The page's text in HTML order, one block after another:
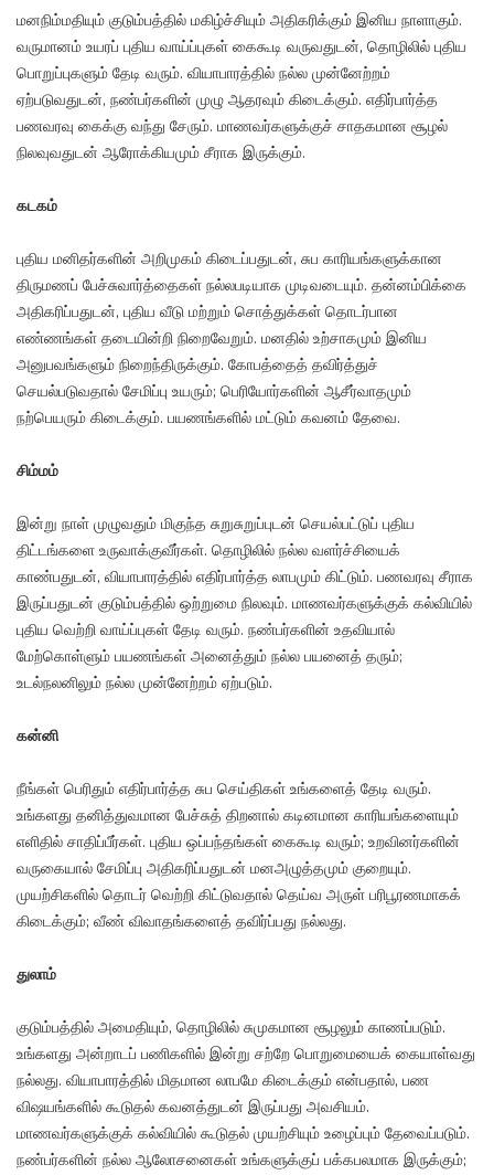
மனநிம்மதியும் குடும்பத்தில் மகிழ்ச்சியும் அதிகரிக்கும் இனிய நாளாகும்.
வருமானம் உயரப் புதிய வாய்ப்புகள் கைகூடி வருவதுடன், தொழிலில் புதிய
பொறுப்புகளும் தேடி வரும். வியாபாரத்தில் நல்ல முன்னேற்றம்
ஏற்படுவதுடன், நண்பர்களின் முழு ஆதரவும் கிடைக்கும். எதிர்பார்த்த
பணவரவு கைக்கு வந்து சேரும். மாணவர்களுக்குச் சாதகமான சூழல்
நிலவுவதுடன் ஆரோக்கியமும் சீராக இருக்கும்.
கடகம்
புதிய மனிதர்களின் அறிமுகம் கிடைப்பதுடன், சுப காரியங்களுக்கான
திருமணப் பேச்சுவார்த்தைகள் நல்லபடியாக முடிவடையும். தன்னம்பிக்கை
அதிகரிப்பதுடன், புதிய வீடு மற்றும் சொத்துக்கள் தொடர்பான
எண்ணங்கள் தடையின்றி நிறைவேறும். மனதில் உற்சாகமும் இனிய
அனுபவங்களும் நிறைந்திருக்கும். கோபத்தைத் தவிர்த்துச்
செயல்படுவதால் சேமிப்பு உயரும்; பெரியோர்களின் ஆசீர்வாதமும்
நற்பெயரும் கிடைக்கும். பயணங்களில் மட்டும் கவனம் தேவை.
சிம்மம்
இன்று நாள் முழுவதும் மிகுந்த சுறுசுறுப்புடன் செயல்பட்டுப் புதிய
திட்டங்களை உருவாக்குவீர்கள். தொழிலில் நல்ல வளர்ச்சியைக்
காண்பதுடன், வியாபாரத்தில் எதிர்பார்த்த லாபமும் கிட்டும். பணவரவு சீராக
இருப்பதுடன் குடும்பத்தில் ஒற்றுமை நிலவும். மாணவர்களுக்குக் கல்வியில்
புதிய வெற்றி வாய்ப்புகள் தேடி வரும். நண்பர்களின் உதவியால்
மேற்கொள்ளும் பயணங்கள் அனைத்தும் நல்ல பயனைத் தரும்;
உடல்நலனிலும் நல்ல முன்னேற்றம் ஏற்படும்.
கன்னி
நீங்கள் பெரிதும் எதிர்பார்த்த சுப செய்திகள் உங்களைத் தேடி வரும்.
உங்களது தனித்துவமான பேச்சுத் திறனால் கடினமான காரியங்களையும்
எளிதில் சாதிப்பீர்கள். புதிய ஒப்பந்தங்கள் கைகூடி வரும்; உறவினர்களின்
வருகையால் சேமிப்பு அதிகரிப்பதுடன் மனஅழுத்தமும் குறையும்.
முயற்சிகளில் தொடர் வெற்றி கிட்டுவதால் தெய்வ அருள் பரிபூரணமாகக்
கிடைக்கும்; வீண் விவாதங்களைத் தவிர்ப்பது நல்லது.
துலாம்
குடும்பத்தில் அமைதியும், தொழிலில் சுமுகமான சூழலும் காணப்படும்.
உங்களது அன்றாடப் பணிகளில் இன்று சற்றே பொறுமையைக் கையாள்வது
நல்லது. வியாபாரத்தில் மிதமான லாபமே கிடைக்கும் என்பதால், பண
விஷயங்களில் கூடுதல் கவனத்துடன் இருப்பது அவசியம்.
மாணவர்களுக்குக் கல்வியில் கூடுதல் முயற்சியும் உழைப்பும் தேவைப்படும்.
நண்பர்களின் நல்ல ஆலோசனைகள் உங்களுக்குப் பக்கபலமாக இருக்கும்;